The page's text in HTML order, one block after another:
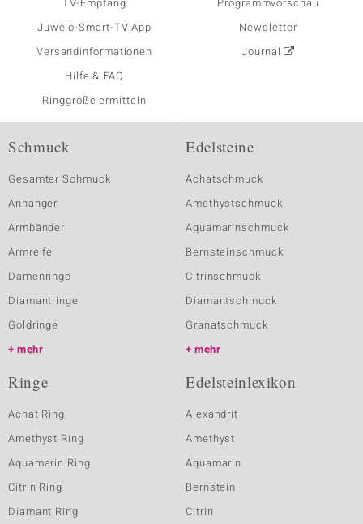
Juwelo-Smart-TV App
Versandinformationen
Hilfe & FAQ
Ringgröße ermitteln
Newsletter
Journal
Schmuck
Gesamter Schmuck
Anhänger
Armbänder
Armreife
Damenringe
Diamantringe
Goldringe
mehr
Edelsteine
Achatschmuck
Amethystschmuck
Aquamarinschmuck
Bernsteinschmuck
Citrinschmuck
Diamantschmuck
Granatschmuck
mehr
Ringe
Achat Ring
Amethyst Ring
Aquamarin Ring
Citrin Ring
Diamant Ring
Edelsteinlexikon
Alexandrit
Amethyst
Aquamarin
Bernstein
Citrin